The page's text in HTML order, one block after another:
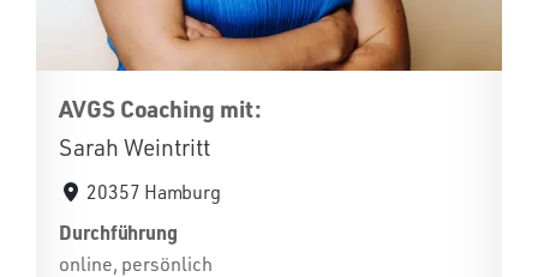
AVGS Coaching mit:
Sarah Weintritt
20357 Hamburg
Durchführung
online, persönlich